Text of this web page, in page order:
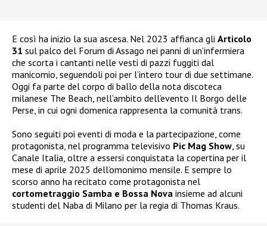
E così ha inizio la sua ascesa. Nel 2023 affianca gli Articolo
31 sul palco del Forum di Assago nei panni di un’infermiera
che scorta i cantanti nelle vesti di pazzi fuggiti dal
manicomio, seguendoli poi per l’intero tour di due settimane.
Oggi fa parte del corpo di ballo della nota discoteca
milanese The Beach, nell’ambito dell’evento Il Borgo delle
Perse, in cui ogni domenica rappresenta la comunità trans.
Sono seguiti poi eventi di moda e la partecipazione, come
protagonista, nel programma televisivo Pic Mag Show, su
Canale Italia, oltre a essersi conquistata la copertina per il
mese di aprile 2025 dell’omonimo mensile. E sempre lo
scorso anno ha recitato come protagonista nel
cortometraggio Samba e Bossa Nova insieme ad alcuni
studenti del Naba di Milano per la regia di Thomas Kraus.